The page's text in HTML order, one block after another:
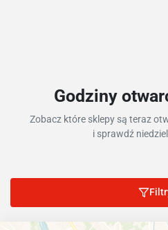
Godziny
Zobacz które sklepy są teraz
i sprawdź